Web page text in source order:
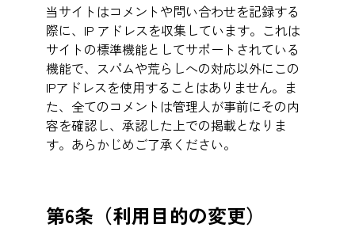
当サイトはコメントや問い合わせを記録する
際に、IP アドレスを収集しています。これは
サイトの標準機能としてサポートされている
機能で、スパムや荒らしへの対応以外にこの
IPアドレスを使用することはありません。ま
た、全てのコメントは管理人が事前にその内
容を確認し、承認した上での掲載となりま
す。あらかじめご了承ください。
第6条（利用目的の変更）